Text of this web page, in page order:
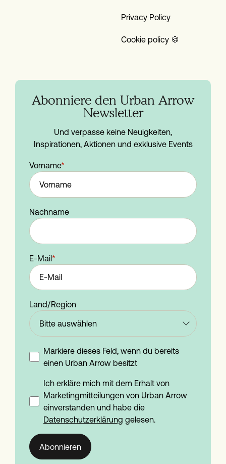
Privacy Policy
Cookie policy 🍪
Abonniere den Urban Arrow
Newsletter
Und verpasse keine Neuigkeiten,
Inspirationen, Aktionen und exklusive Events
Vorname*
Nachname
E-Mail*
Land/Region
Markiere dieses Feld, wenn du bereits
einen Urban Arrow besitzt
Ich erkläre mich mit dem Erhalt von
Marketingmitteilungen von Urban Arrow
einverstanden und habe die
Datenschutzerklärung gelesen.